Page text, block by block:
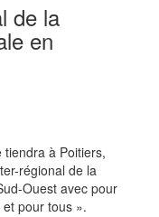
de la
en
à Poitiers,
régional de la
Ouest avec pour
pour tous ».